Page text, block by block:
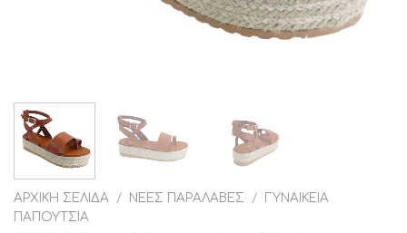
ΑΡΧΙΚΉ ΣΕΛΊΔΑ / ΝΈΕΣ ΠΑΡΑΛΑΒΈΣ /
ΓΥΝΑΙΚΕΊΑ
ΠΑΠΟΎΤΣΙΑ